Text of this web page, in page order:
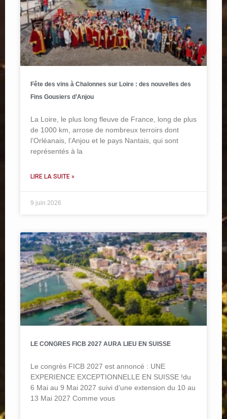
Fête des vins à Chalonnes sur Loire : des nouvelles des
Fins Gousiers d’Anjou
La Loire, le plus long fleuve de France, long de plus
de 1000 km, arrose de nombreux terroirs dont
l’Orléanais, l’Anjou et le pays Nantais, qui sont
représentés à la
LIRE LA SUITE »
9 juin 2026
LE CONGRES FICB 2027 AURA LIEU EN SUISSE
Le congrès FICB 2027 est annoncé : UNE
EXPERIENCE EXCEPTIONNELLE EN SUISSE !du
6 Mai au 9 Mai 2027 suivi d’une extension du 10 au
13 Mai 2027 Comme vous